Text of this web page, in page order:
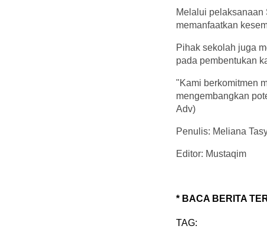
Melalui pelaksanaan
memanfaatkan
Pihak sekolah juga
pada pembentukan
"Kami berkomitmen
mengembangkan
Adv)
Penulis: Meliana
Editor: Mustaqim
* BACA BERITA
TAG: